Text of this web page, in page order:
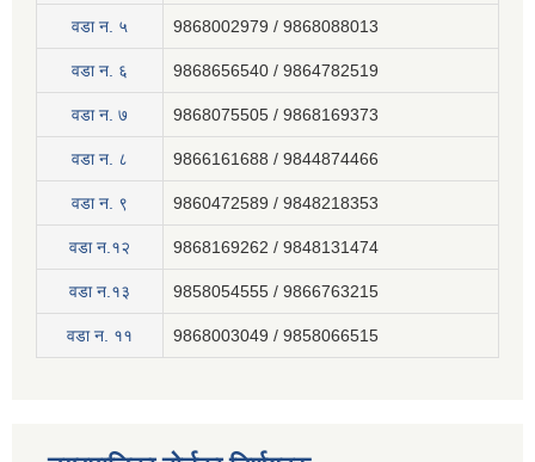
वडा न. ५ 9868002979 / 9868088013
वडा न. ६ 9868656540 / 9864782519
वडा न. ७ 9868075505 / 9868169373
वडा न. ८ 9866161688 / 9844874466
वडा न. ९ 9860472589 / 9848218353
वडा न.१२ 9868169262 / 9848131474
वडा न.१३ 9858054555 / 9866763215
वडा न‍. ११ 9868003049 / 9858066515